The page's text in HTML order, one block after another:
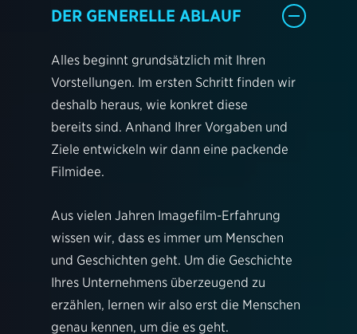
DER GENERELLE ABLAUF
Alles beginnt grundsätzlich mit Ihren
Vorstellungen. Im ersten Schritt finden wir
deshalb heraus, wie konkret diese
bereits sind. Anhand Ihrer Vorgaben und
Ziele entwickeln wir dann eine packende
Filmidee.
Aus vielen Jahren Imagefilm-Erfahrung
wissen wir, dass es immer um Menschen
und Geschichten geht. Um die Geschichte
Ihres Unternehmens überzeugend zu
erzählen, lernen wir also erst die Menschen
genau kennen, um die es geht.